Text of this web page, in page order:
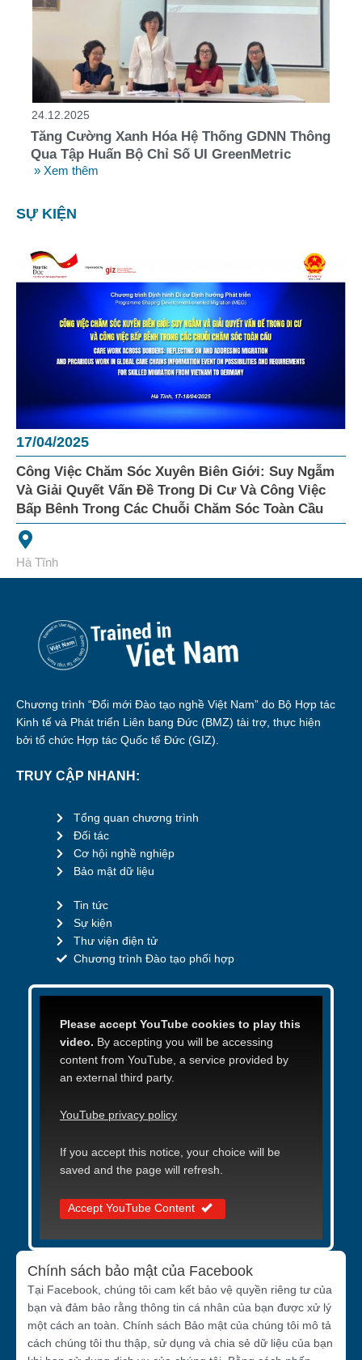
24.12.2025
Tăng Cường Xanh Hóa Hệ Thống GDNN Thông
Qua Tập Huấn Bộ Chỉ Số UI GreenMetric
» Xem thêm
SỰ KIỆN
17/04/2025
Công Việc Chăm Sóc Xuyên Biên Giới: Suy Ngẫm
Và Giải Quyết Vấn Đề Trong Di Cư Và Công Việc
Bấp Bênh Trong Các Chuỗi Chăm Sóc Toàn Cầu
Hà Tĩnh
Chương trình “Đổi mới Đào tạo nghề Việt Nam” do Bộ Hợp tác
Kinh tế và Phát triển Liên bang Đức (BMZ) tài trợ, thực hiện
bởi tổ chức Hợp tác Quốc tế Đức (GIZ).
TRUY CẬP NHANH:
Tổng quan chương trình
Đối tác
Cơ hội nghề nghiệp
Bảo mật dữ liệu
Tin tức
Sự kiện
Thư viện điện tử
Chương trình Đào tạo phối hợp
Please accept YouTube cookies to play this
video. By accepting you will be accessing
content from YouTube, a service provided by
an external third party.
YouTube privacy policy
If you accept this notice, your choice will be
saved and the page will refresh.
Accept YouTube Content
Chính sách bảo mật của Facebook
Tại Facebook, chúng tôi cam kết bảo vệ quyền riêng tư của
bạn và đảm bảo rằng thông tin cá nhân của bạn được xử lý
một cách an toàn. Chính sách Bảo mật của chúng tôi mô tả
cách chúng tôi thu thập, sử dụng và chia sẻ dữ liệu của bạn